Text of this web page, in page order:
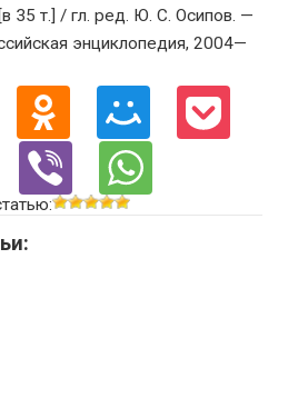
35 т.] / гл. ред. Ю. С. Осипов. —
энциклопедия, 2004—